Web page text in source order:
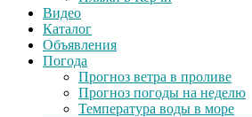
Видео
Каталог
Объявления
Погода
Прогноз ветра в проливе
Прогноз погоды на неделю
Температура воды в море